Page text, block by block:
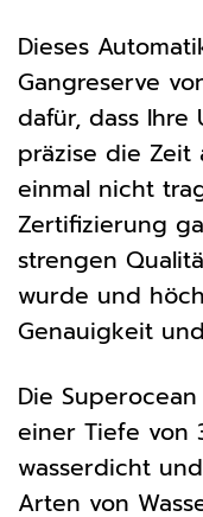
Dieses
Gangreserve
dafür, dass
präzise die Zeit
einmal nicht
Zertifizierung
strengen
wurde und
Genauigkeit
Die
einer Tiefe von
wasserdicht
Arten von